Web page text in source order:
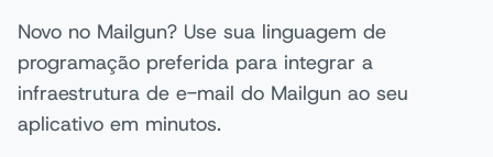
Novo no Mailgun? Use sua linguagem de
programação preferida para integrar a
infraestrutura de e-mail do Mailgun ao seu
aplicativo em minutos.